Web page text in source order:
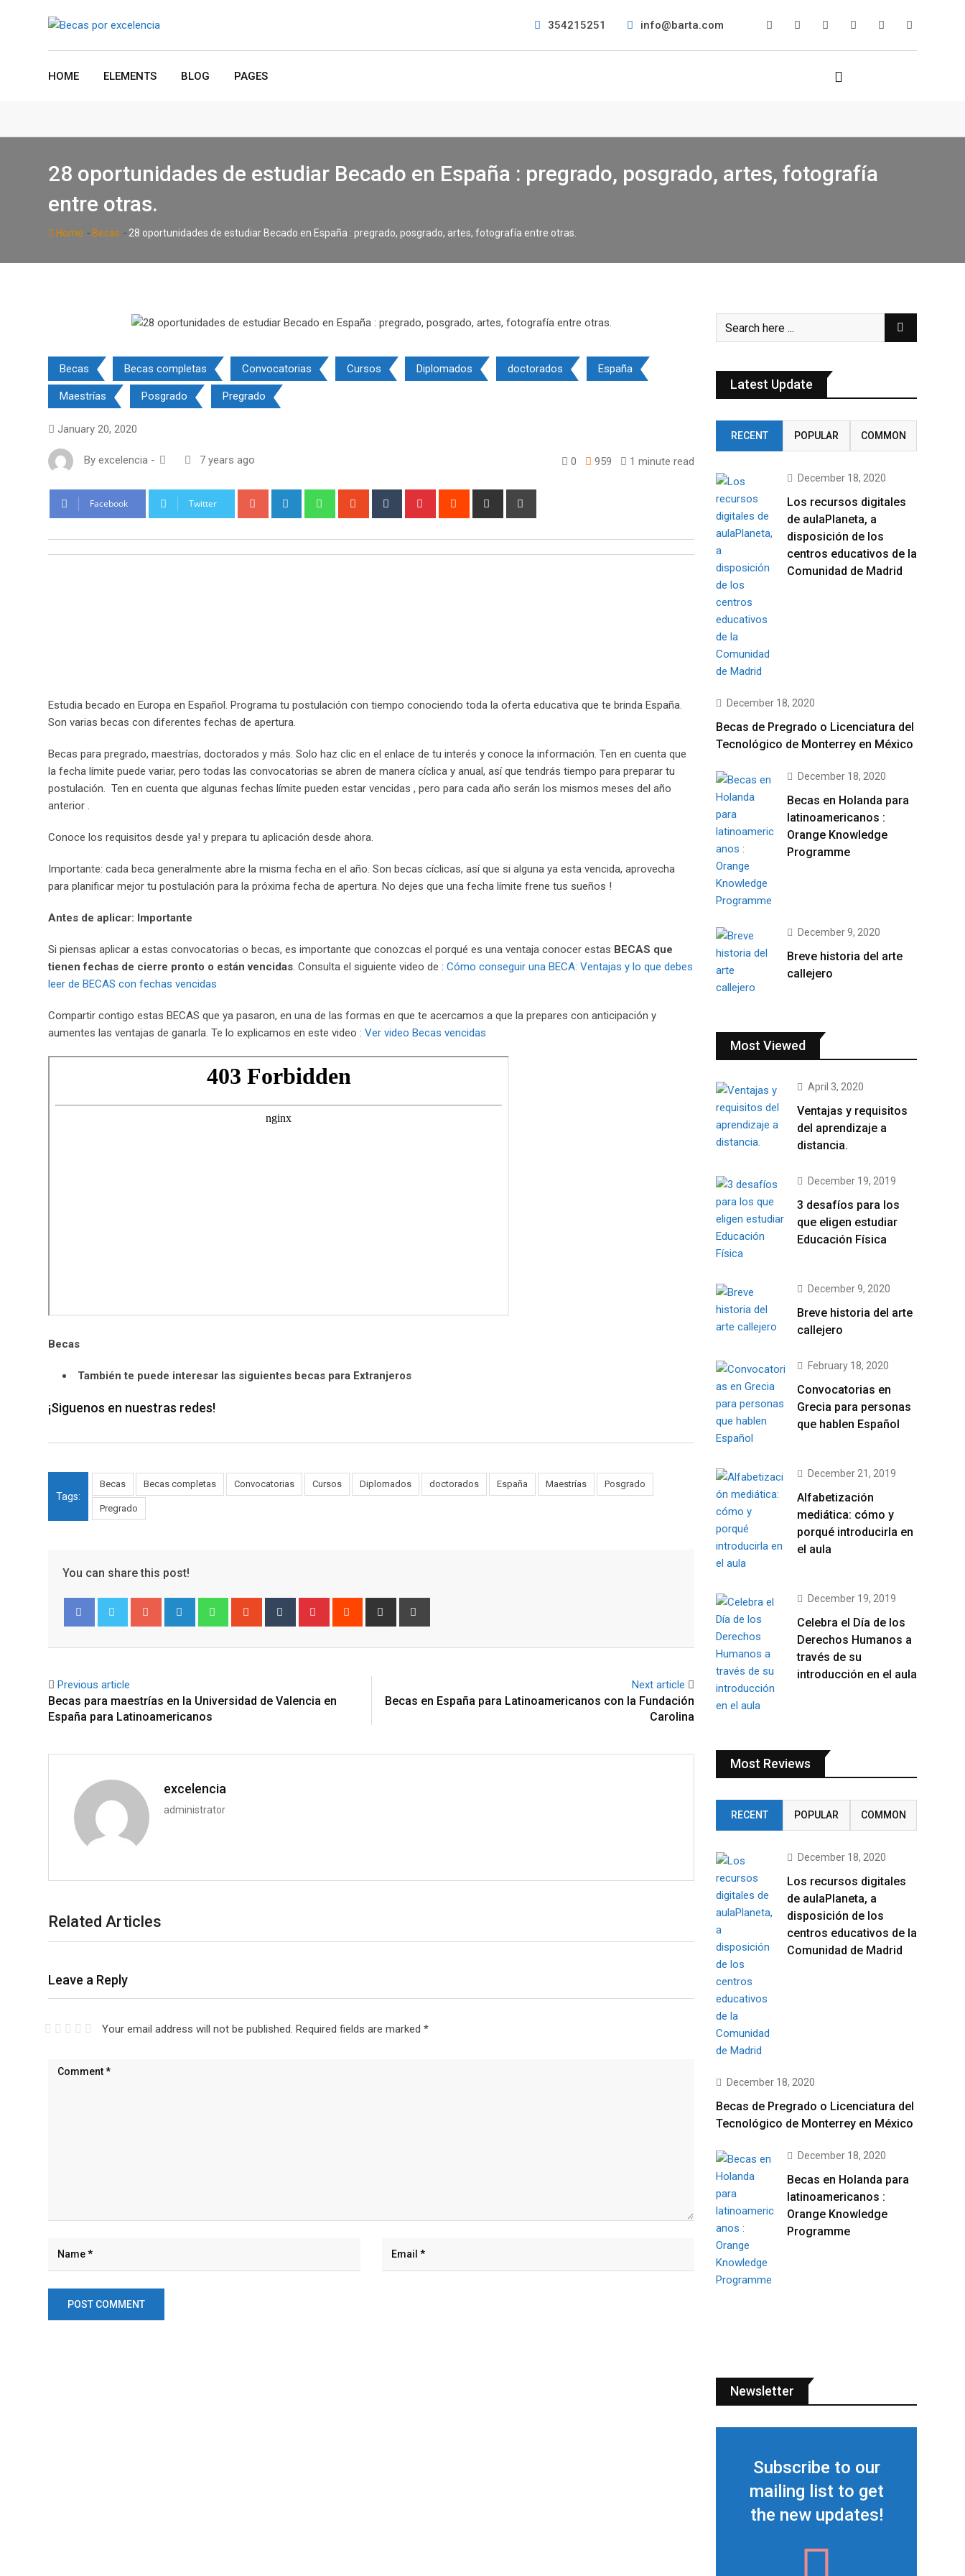
354215251 info@barta.com
HOME ELEMENTS BLOG PAGES
28 oportunidades de estudiar Becado en España : pregrado, posgrado, artes, fotografía
entre otras.
Home - Becas - 28 oportunidades de estudiar Becado en España : pregrado, posgrado, artes, fotografía entre otras.
Becas Becas completas Convocatorias Cursos Diplomados doctorados España
Maestrías Posgrado Pregrado
January 20, 2020
By excelencia - 7 years ago 0 959 1 minute read
Facebook Twitter Google+ LinkedIn WhatsappStumbleUpon
Tumblr Pinterest Reddit
Share
Estudia becado en Europa en Español. Programa tu postulación con tiempo conociendo toda la oferta educativa que te brinda España.
Son varias becas con diferentes fechas de apertura.
Becas para pregrado, maestrías, doctorados y más. Solo haz clic en el enlace de tu interés y conoce la información. Ten en cuenta que
la fecha límite puede variar, pero todas las convocatorias se abren de manera cíclica y anual, así que tendrás tiempo para preparar tu
postulación. Ten en cuenta que algunas fechas límite pueden estar vencidas , pero para cada año serán los mismos meses del año
anterior .
Conoce los requisitos desde ya! y prepara tu aplicación desde ahora.
Importante: cada beca generalmente abre la misma fecha en el año. Son becas cíclicas, así que si alguna ya esta vencida, aprovecha
para planificar mejor tu postulación para la próxima fecha de apertura. No dejes que una fecha límite frene tus sueños !
Antes de aplicar: Importante
Si piensas aplicar a estas convocatorias o becas, es importante que conozcas el porqué es una ventaja conocer estas BECAS que
tienen fechas de cierre pronto o están vencidas. Consulta el siguiente video de : Cómo conseguir una BECA: Ventajas y lo que debes
leer de BECAS con fechas vencidas
Compartir contigo estas BECAS que ya pasaron, en una de las formas en que te acercamos a que la prepares con anticipación y
aumentes las ventajas de ganarla. Te lo explicamos en este video : Ver video Becas vencidas
Becas
También te puede interesar las siguientes becas para Extranjeros
¡Siguenos en nuestras redes!
Tags:
Becas Becas completas Convocatorias Cursos Diplomados doctorados España Maestrías Posgrado
Pregrado
You can share this post!
Google+ LinkedIn WhatsappStumbleUpon
Tumblr Pinterest Reddit
Share
Previous article
Becas para maestrías en la Universidad de Valencia en
España para Latinoamericanos
Next article
Becas en España para Latinoamericanos con la Fundación
Carolina
excelencia
administrator
Related Articles
Leave a Reply
Your email address will not be published. Required fields are marked *
Latest Update
RECENT POPULAR COMMON
December 18, 2020
Los recursos digitales
de aulaPlaneta, a
disposición de los
centros educativos de la
Comunidad de Madrid
December 18, 2020
Becas de Pregrado o Licenciatura del
Tecnológico de Monterrey en México
December 18, 2020
Becas en Holanda para
latinoamericanos :
Orange Knowledge
Programme
December 9, 2020
Breve historia del arte
callejero
Most Viewed
April 3, 2020
Ventajas y requisitos
del aprendizaje a
distancia.
December 19, 2019
3 desafíos para los
que eligen estudiar
Educación Física
December 9, 2020
Breve historia del arte
callejero
February 18, 2020
Convocatorias en
Grecia para personas
que hablen Español
December 21, 2019
Alfabetización
mediática: cómo y
porqué introducirla en
el aula
December 19, 2019
Celebra el Día de los
Derechos Humanos a
través de su
introducción en el aula
Most Reviews
RECENT POPULAR COMMON
December 18, 2020
Los recursos digitales
de aulaPlaneta, a
disposición de los
centros educativos de la
Comunidad de Madrid
December 18, 2020
Becas de Pregrado o Licenciatura del
Tecnológico de Monterrey en México
December 18, 2020
Becas en Holanda para
latinoamericanos :
Orange Knowledge
Programme
Newsletter
Subscribe to our
mailing list to get
the new updates!